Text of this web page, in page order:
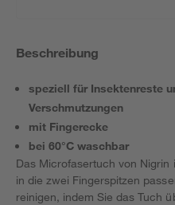
Beschreibung
speziell für Insektenreste
Verschmutzungen
mit Fingerecke
bei 60°C waschbar
Das Microfasertuch von Nigrin
in die zwei Fingerspitzen
reinigen, indem Sie das Tuch